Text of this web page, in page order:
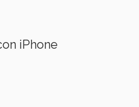
iPhone